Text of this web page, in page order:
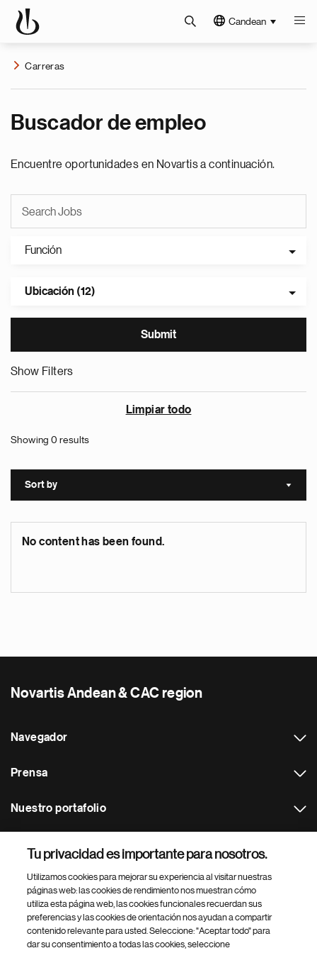
Candean
Carreras
Buscador de empleo
Encuentre oportunidades en Novartis a continuación.
Función
Ubicación (12)
Show Filters
Limpiar todo
Showing 0 results
Sort by Sort
No content has been found.
Novartis Andean & CAC region
Navegador
Prensa
Nuestro portafolio
Footer Site Search
Tu privacidad es importante para nosotros.
Utilizamos cookies para mejorar su experiencia al visitar nuestras
páginas web: las cookies de rendimiento nos muestran cómo
utiliza esta página web, las cookies funcionales recuerdan sus
preferencias y las cookies de orientación nos ayudan a compartir
contenido relevante para usted. Seleccione: "Aceptar todo" para
dar su consentimiento a todas las cookies, seleccione